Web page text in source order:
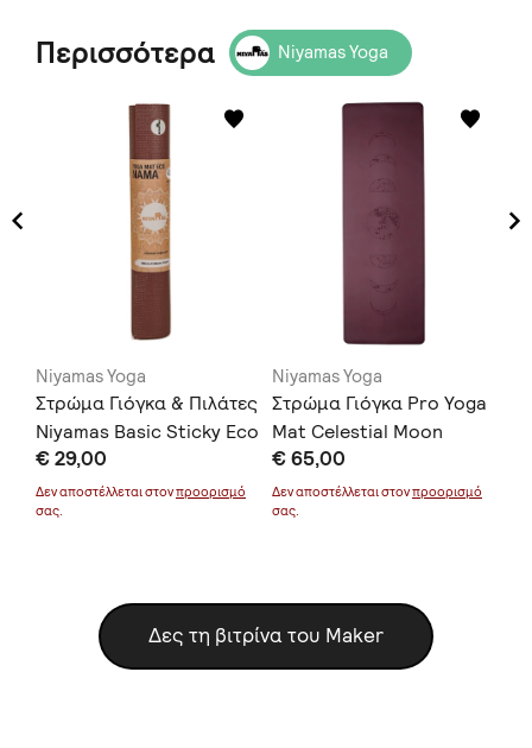
Περισσότερα Niyamas Yoga
Niyamas Yoga
Στρώμα Γιόγκα & Πιλάτες
Niyamas Βasic Sticky Eco
Nama Earth
(180x60x0.4cm)
€ 29,00
Δεν αποστέλλεται στονπροορισμό
σας.
Niyamas Yoga
Στρώμα Γιόγκα Pro Yoga
Mat Celestial Moon
Burgundy 183cm με
Ιμάντα Μεταφοράς
€ 65,00
Δεν αποστέλλεται στονπροορισμό
σας.
Δες τη βιτρίνα του Maker